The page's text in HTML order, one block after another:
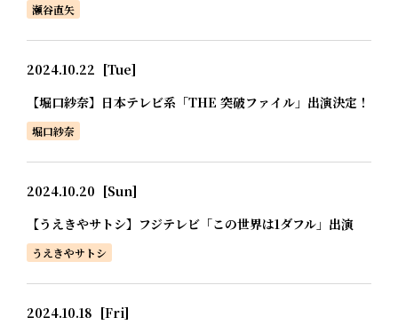
瀬谷直矢
2024.10.22 [Tue]
【堀口紗奈】日本テレビ系「THE 突破ファイル」出演決定！
堀口紗奈
2024.10.20 [Sun]
【うえきやサトシ】フジテレビ「この世界は1ダフル」出演
うえきやサトシ
2024.10.18 [Fri]